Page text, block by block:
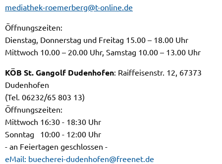
mediathek-roemerberg@t-online.de
Öffnungszeiten:
Dienstag, Donnerstag und Freitag 15.00 – 18.00 Uhr
Mittwoch 10.00 – 20.00 Uhr, Samstag 10.00 – 13.00 Uhr
KÖB St. Gangolf Dudenhofen: Raiffeisenstr. 12, 67373
Dudenhofen
(Tel. 06232/65 803 13)
Öffnungszeiten:
Mittwoch 16:30 - 18:30 Uhr
Sonntag 10:00 - 12:00 Uhr
- an Feiertagen geschlossen -
eMail: buecherei-dudenhofen@freenet.de